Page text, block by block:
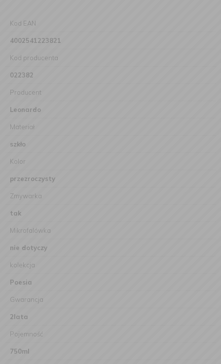
Kod EAN
4002541223821
Kod producenta
022382
Producent
Leonardo
Materiał
szkło
Kolor
przezroczysty
Zmywarka
tak
Mikrofalówka
nie dotyczy
kolekcja
Poesia
Gwarancja
2lata
Pojemność
750ml